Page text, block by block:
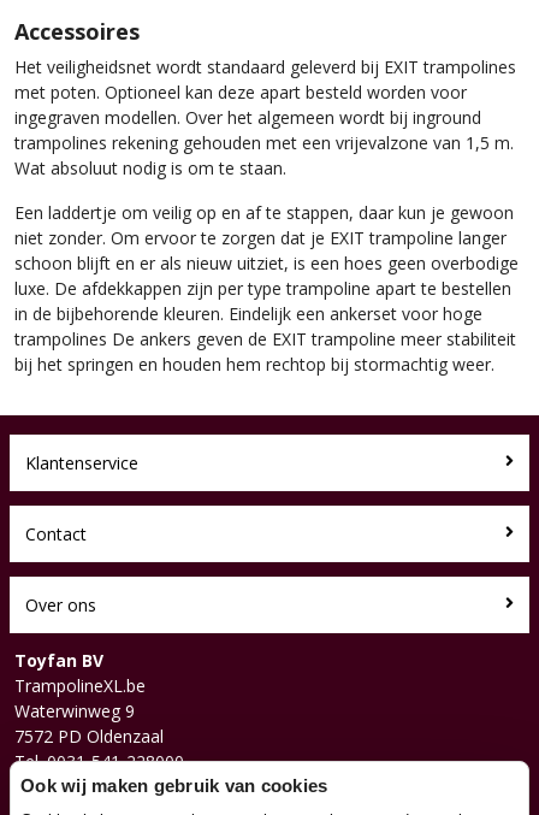
Accessoires
Het veiligheidsnet wordt standaard geleverd bij EXIT trampolines
met poten. Optioneel kan deze apart besteld worden voor
ingegraven modellen. Over het algemeen wordt bij inground
trampolines rekening gehouden met een vrijevalzone van 1,5 m.
Wat absoluut nodig is om te staan.
Een laddertje om veilig op en af ​​te stappen, daar kun je gewoon
niet zonder. Om ervoor te zorgen dat je EXIT trampoline langer
schoon blijft en er als nieuw uitziet, is een hoes geen overbodige
luxe. De afdekkappen zijn per type trampoline apart te bestellen
in de bijbehorende kleuren. Eindelijk een ankerset voor hoge
trampolines De ankers geven de EXIT trampoline meer stabiliteit
bij het springen en houden hem rechtop bij stormachtig weer.
Klantenservice
Contact
Over ons
Toyfan BV
TrampolineXL.be
Waterwinweg 9
7572 PD Oldenzaal
Tel. 0031-541-228000
Facebook
Ook wij maken gebruik van cookies